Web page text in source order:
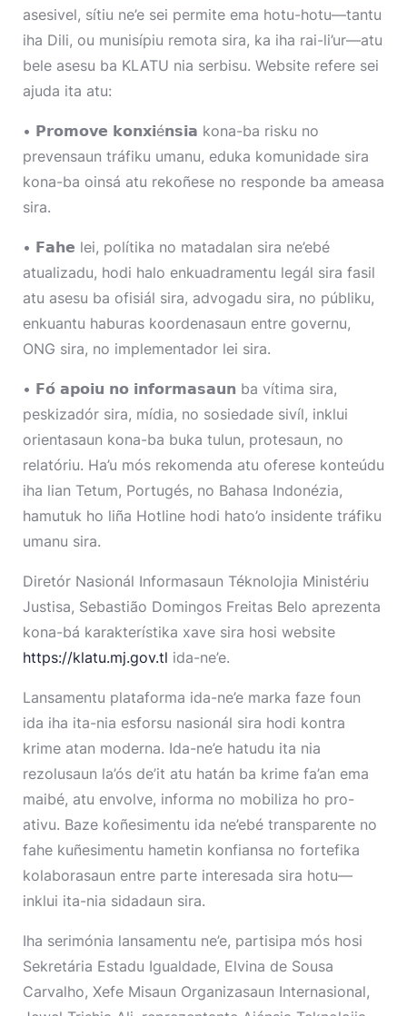
asesivel, sítiu ne’e sei permite ema hotu-hotu—tantu
iha Dili, ou munisípiu remota sira, ka iha rai-li’ur—atu
bele asesu ba KLATU nia serbisu. Website refere sei
ajuda ita atu:
• 𝗣𝗿𝗼𝗺𝗼𝘃𝗲 𝗸𝗼𝗻𝘅𝗶é𝗻𝘀𝗶𝗮 kona-ba risku no
prevensaun tráfiku umanu, eduka komunidade sira
kona-ba oinsá atu rekoñese no responde ba ameasa
sira.
• 𝗙𝗮𝗵𝗲 lei, polítika no matadalan sira ne’ebé
atualizadu, hodi halo enkuadramentu legál sira fasil
atu asesu ba ofisiál sira, advogadu sira, no públiku,
enkuantu haburas koordenasaun entre governu,
ONG sira, no implementador lei sira.
• 𝗙𝗼́ 𝗮𝗽𝗼𝗶𝘂 𝗻𝗼 𝗶𝗻𝗳𝗼𝗿𝗺𝗮𝘀𝗮𝘂𝗻 ba vítima sira,
peskizadór sira, mídia, no sosiedade sivíl, inklui
orientasaun kona-ba buka tulun, protesaun, no
relatóriu. Ha’u mós rekomenda atu oferese konteúdu
iha lian Tetum, Portugés, no Bahasa Indonézia,
hamutuk ho liña Hotline hodi hato’o insidente tráfiku
umanu sira.
Diretór Nasionál Informasaun Téknolojia Ministériu
Justisa, Sebastião Domingos Freitas Belo aprezenta
kona-bá karakterístika xave sira hosi website
https://klatu.mj.gov.tl ida-ne’e.
Lansamentu plataforma ida-ne’e marka faze foun
ida iha ita-nia esforsu nasionál sira hodi kontra
krime atan moderna. Ida-ne’e hatudu ita nia
rezolusaun la’ós de’it atu hatán ba krime fa’an ema
maibé, atu envolve, informa no mobiliza ho pro-
ativu. Baze koñesimentu ida ne’ebé transparente no
fahe kuñesimentu hametin konfiansa no fortefika
kolaborasaun entre parte interesada sira hotu—
inklui ita-nia sidadaun sira.
Iha serimónia lansamentu ne’e, partisipa mós hosi
Sekretária Estadu Igualdade, Elvina de Sousa
Carvalho, Xefe Misaun Organizasaun Internasional,